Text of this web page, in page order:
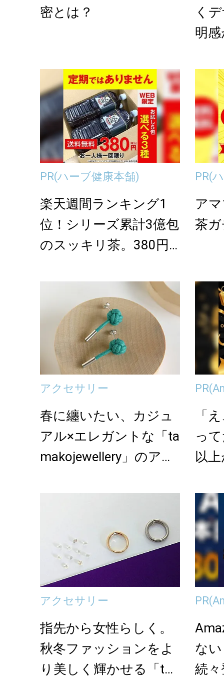
密とは？
く
明
PR(ハーブ健康本舗)
楽天週間ランキング1
位！シリーズ累計3億包
のスッキリ茶。380円
PR(
ア
茶
アクセサリー
春に纏いたい、カジュ
アル×エレガントな「ta
makojewellery」のアク
PR
「
っ
以
アクセサリー
指先から女性らしく。
秋冬ファッションをよ
り美しく輝かせる「tm
PR
な
続